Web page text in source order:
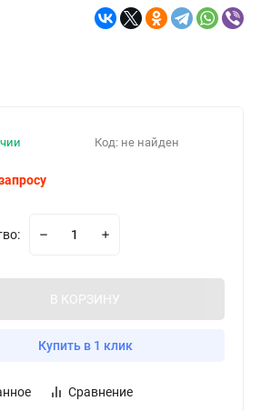
Код: не найден
В КОРЗИНУ
Купить в 1 клик
Сравнение